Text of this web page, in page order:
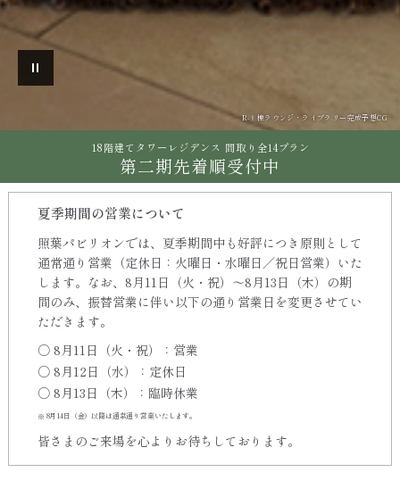
R-Ⅰ棟ラウンジ・ライブラリー完成予想CG
フィットネスジム完成予想CG
18階建てタワーレジデンス 間取り全14プラン
第二期先着順受付中
夏季期間の営業について
照葉パビリオンでは、夏季期間中も好評につき原則として
通常通り営業（定休日：火曜日・水曜日／祝日営業）いた
します。 なお、8月11日（火・祝）〜8月13日（木）の期
間のみ、振替営業に伴い以下の通り営業日を変更させてい
ただきます。
○ 8月11日（火・祝）：営業
○ 8月12日（水）：定休日
○ 8月13日（木）：臨時休業
8月14日（金）以降は通常通り営業いたします。
皆さまのご来場を心よりお待ちしております。